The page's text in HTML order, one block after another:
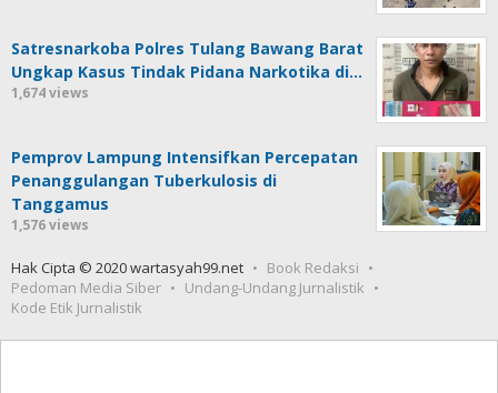
Satresnarkoba Polres Tulang Bawang Barat
Ungkap Kasus Tindak Pidana Narkotika di…
1,674 views
Pemprov Lampung Intensifkan Percepatan
Penanggulangan Tuberkulosis di
Tanggamus
1,576 views
Hak Cipta © 2020 wartasyah99.net
Book Redaksi
Pedoman Media Siber
Undang-Undang Jurnalistik
Kode Etik Jurnalistik